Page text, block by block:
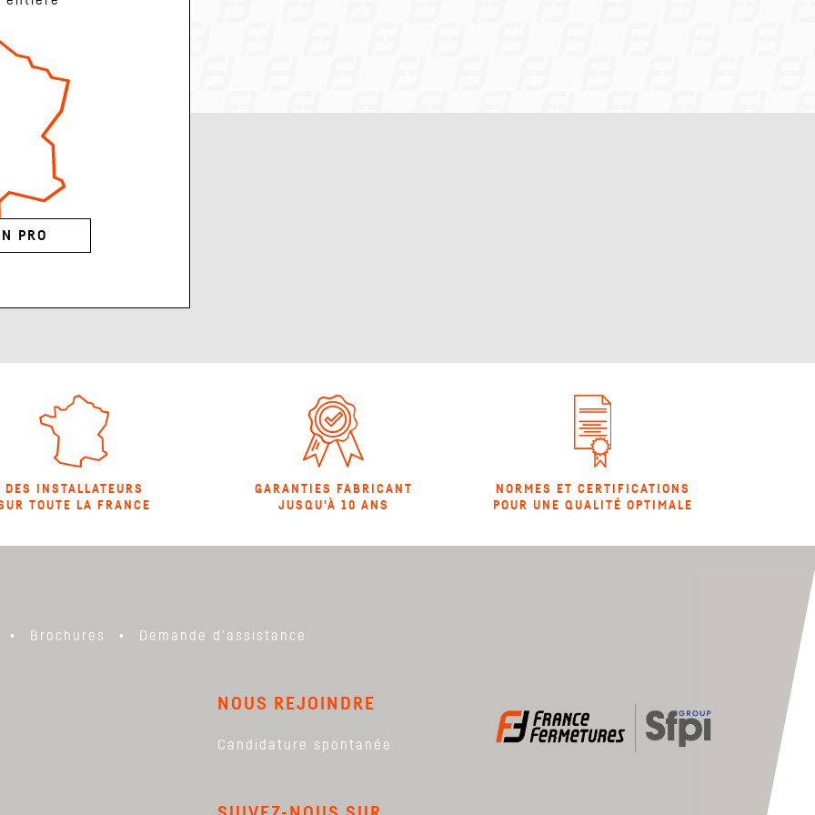
PRO
DES INSTALLATEURS
TOUTE LA FRANCE
GARANTIES FABRICANT
JUSQU'À 10 ANS
NORMES ET CERTIFICATIONS
POUR UNE QUALITÉ OPTIMALE
Brochures Demande d'assistance
NOUS REJOINDRE
Candidature spontanée